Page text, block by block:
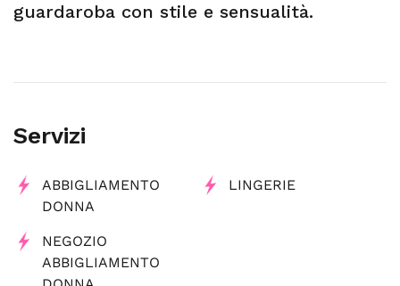
guardaroba con stile e sensualità.
Servizi
ABBIGLIAMENTO
DONNA
LINGERIE
NEGOZIO
ABBIGLIAMENTO